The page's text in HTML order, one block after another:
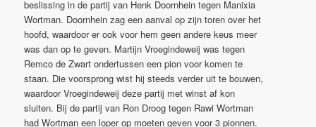
beslissing in de partij van Henk Doornhein tegen Manixia
Wortman. Doornhein zag een aanval op zijn toren over het
hoofd, waardoor er ook voor hem geen andere keus meer
was dan op te geven. Martijn Vroegindeweij was tegen
Remco de Zwart ondertussen een pion voor komen te
staan. Die voorsprong wist hij steeds verder uit te bouwen,
waardoor Vroegindeweij deze partij met winst af kon
sluiten. Bij de partij van Ron Droog tegen Rawi Wortman
had Wortman een loper op moeten geven voor 3 pionnen.